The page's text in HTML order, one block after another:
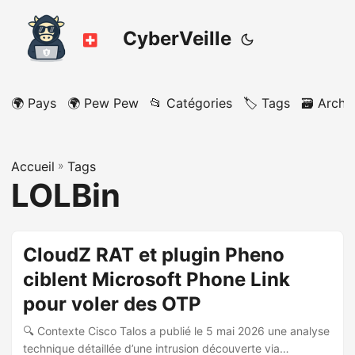
CyberVeille
🌍 Pays 🌍 Pew Pew 📂 Catégories 🏷️ Tags 🗃️
Accueil » Tags
LOLBin
CloudZ RAT et plugin Pheno
ciblent Microsoft Phone Link
pour voler des OTP
🔍 Contexte Cisco Talos a publié le 5 mai 2026 une analyse
technique détaillée d’une intrusion découverte via